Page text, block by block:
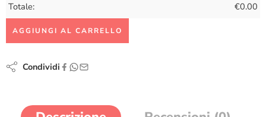
Totale: €0.00
AGGIUNGI AL CARRELLO
Condividi